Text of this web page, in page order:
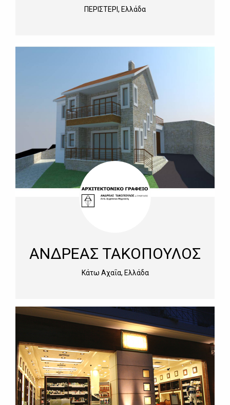
ΠΕΡΙΣΤΕΡΙ, Ελλάδα
ΑΝΔΡΕΑΣ ΤΑΚΟΠΟΥΛΟΣ
Κάτω Αχαΐα, Ελλάδα